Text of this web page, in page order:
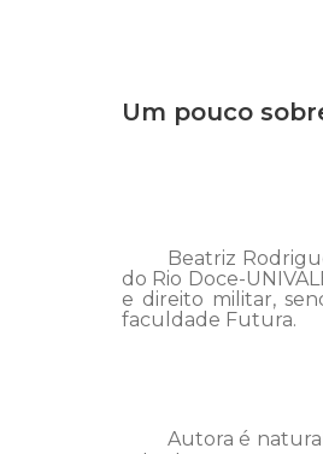
Um pouco
Beatriz
do Rio Doce-
e direito militar,
faculdade Futura.
Autora é